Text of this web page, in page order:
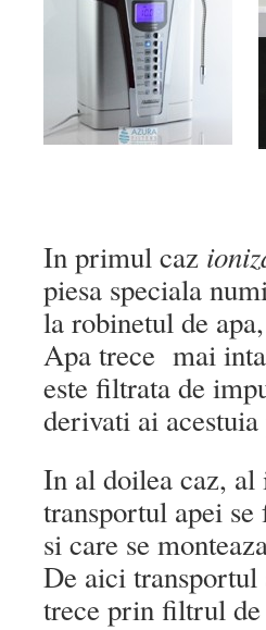
In primul caz
piesa speciala
la robinetul de
Apa trece mai
este filtrata de
derivati ai
In al doilea caz,
transportul apei
si care se
De aici
trece prin filtrul de